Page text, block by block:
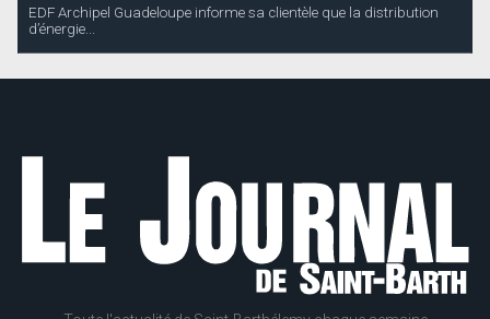
EDF Archipel Guadeloupe informe sa clientèle que la distribution
d’énergie...